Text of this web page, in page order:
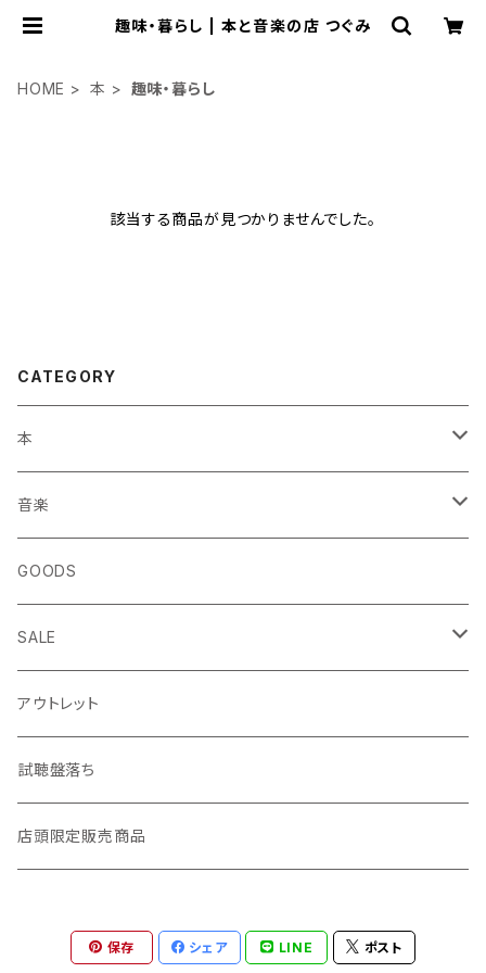
趣味・暮らし | 本と音楽の店 つぐみ
HOME 本 趣味・暮らし
該当する商品が見つかりませんでした。
CATEGORY
本
エッセイ・日記
生き方
短歌・詩集
ZINE・リトルプレス
趣味・暮らし
音楽・映画・芸術
自然・動物・植物
音楽
◎ NEWFOLK特集
◎ シンガーソングライター特集
CD
LP（レコード）
TAPE（カセットテープ）
GOODS
SALE
LP
CD・TAPE・7インチ
アウトレット
試聴盤落ち
店頭限定販売商品
保存 シェア LINE ポスト